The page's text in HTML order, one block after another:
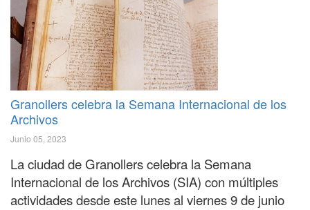
Granollers celebra la Semana Internacional de los
Archivos
Junio 05, 2023
La ciudad de Granollers celebra la Semana
Internacional de los Archivos (SIA) con múltiples
actividades desde este lunes al viernes 9 de junio